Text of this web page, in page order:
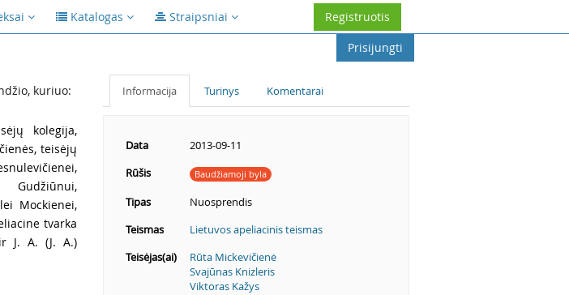
Katalogas Straipsniai
Registruotis
Prisijungti
kuriuo:
kolegija,
teisėjų
Mockienei,
tvarka
J. A. (J. A.)
Informacija Turinys Komentarai
Data
2013-09-11
Rūšis
Baudžiamoji byla
Tipas
Nuosprendis
Teismas
Lietuvos apeliacinis teismas
Teisėjas(ai)
Rūta Mickevičienė
Svajūnas Knizleris
Viktoras Kažys